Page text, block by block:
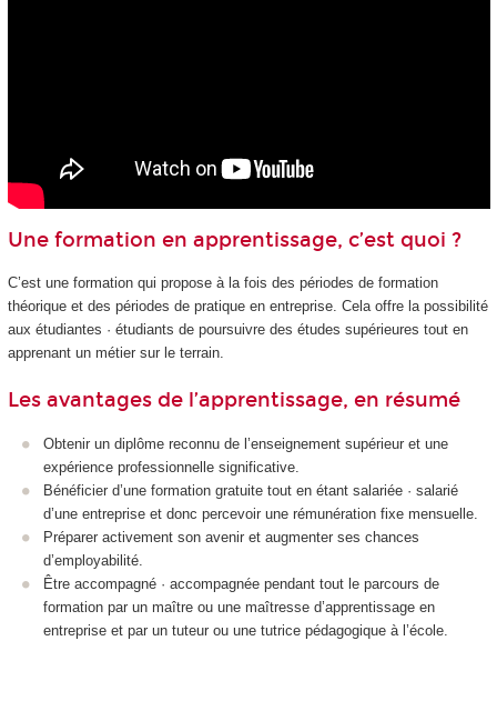
Une formation en apprentissage, c’est quoi ?
C’est une formation qui propose à la fois des périodes de formation
théorique et des périodes de pratique en entreprise. Cela offre la possibilité
aux étudiantes · étudiants de poursuivre des études supérieures tout en
apprenant un métier sur le terrain.
Les avantages de l’apprentissage, en résumé
Obtenir un diplôme reconnu de l’enseignement supérieur et une
expérience professionnelle significative.
Bénéficier d’une formation gratuite tout en étant salariée · salarié
d’une entreprise et donc percevoir une rémunération fixe mensuelle.
Préparer activement son avenir et augmenter ses chances
d’employabilité.
Être accompagné · accompagnée pendant tout le parcours de
formation par un maître ou une maîtresse d’apprentissage en
entreprise et par un tuteur ou une tutrice pédagogique à l’école.